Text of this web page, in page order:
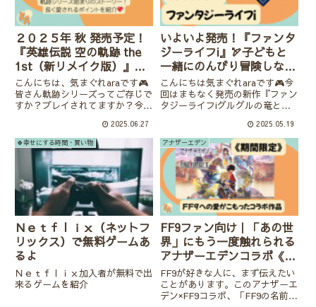
２０２５年 秋 発売予定！
『英雄伝説 空の軌跡 the
1st（新リメイク版）』軌
跡シリーズの始まりがオス
スメ！
こんにちは、気まぐれaraです🎮
皆さん軌跡シリーズってご存じで
すか？プレイされてますか？今回
RPG”ともいえる作品——リメイ
ク版になった『英雄伝説 空の軌
跡1st』についてご紹介します。
2025年にNintendo ...
2025.06.27
いよいよ発売！『ファンタ
ジーライフi』🏹子どもと
一緒にのんびり冒険しなが
ら「しごと」を学べる
RPG⚔
こんにちは気まぐれaraです🎮今
回はまもなく発売の新作『ファン
タジーライフiグルグルの竜と時
たいと思います！私はこれまでシ
リーズを遊んできたのですが、こ
どもも大きくなり「今回は子ども
と一緒に遊んだら絶対楽しい！...
2025.05.19
🍀幸せにする時間・買い物
Ｎｅｔｆｌｉｘ（ネットフ
リックス）で無料ゲームあ
るよ
Ｎｅｔｆｌｉｘ加入者が無料で出
来るゲームを紹介
アナザーエデン
FF9ファン向け｜「あの世
界」にもう一度触れられる
アナザーエデンコラボ《期
間限定コンテンツ》
FF9が好きな人に、まず伝えたい
ことがあります。このアナザーエ
デン×FF9コラボ、「FF9の名前を